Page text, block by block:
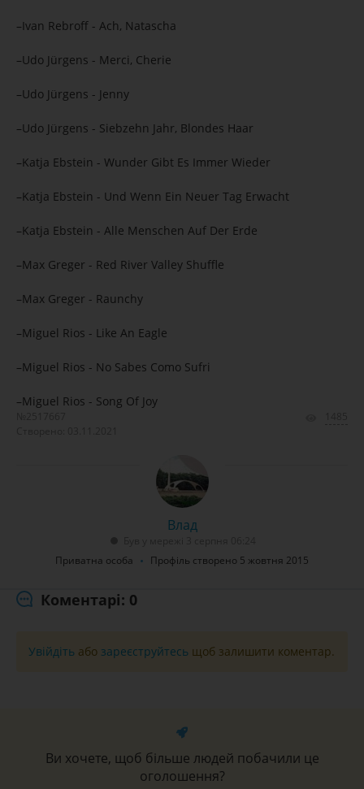
–Ivan Rebroff - Ach, Natascha
–Udo Jürgens - Merci, Cherie
–Udo Jürgens - Jenny
–Udo Jürgens - Siebzehn Jahr, Blondes Haar
–Katja Ebstein - Wunder Gibt Es Immer Wieder
–Katja Ebstein - Und Wenn Ein Neuer Tag Erwacht
–Katja Ebstein - Alle Menschen Auf Der Erde
–Max Greger - Red River Valley Shuffle
–Max Greger - Raunchy
–Miguel Rios - Like An Eagle
–Miguel Rios - No Sabes Como Sufri
–Miguel Rios - Song Of Joy
Влад
Приватна особа
Профіль створено 5 жовтня 2015
Коментарі: 0
Увійдіть або зареєструйтесь щоб залишити коментар.
Ви хочете, щоб більше людей побачили це
оголошення?